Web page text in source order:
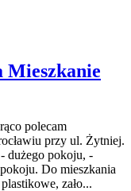
Mieszkanie
polecam
przy ul. Żytniej.
dużego pokoju, -
Do mieszkania
zało...